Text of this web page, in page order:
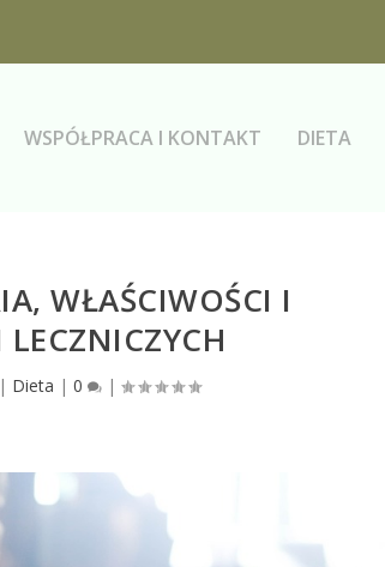
WSPÓŁPRACA I KONTAKT DIETA
WŁAŚCIWOŚCI I
| Dieta | 0 |